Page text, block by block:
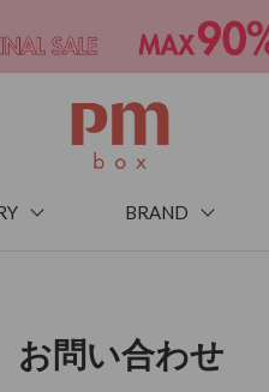
BRAND
お問い合わせ